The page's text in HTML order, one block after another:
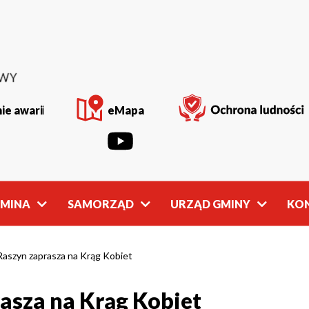
awarii eMapa
SAMORZĄD
Gminy
Młodzieżowa
Rada Gminy
URZĄD GMINY
Referaty
zaprasza na Krąg Kobiet
na Krąg Kobiet